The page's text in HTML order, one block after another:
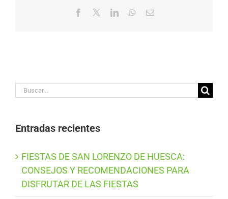
Facebook
X LinkedInWhatsApp
Correo
Buscar:
Entradas recientes
FIESTAS DE SAN LORENZO DE HUESCA:
CONSEJOS Y RECOMENDACIONES PARA
DISFRUTAR DE LAS FIESTAS